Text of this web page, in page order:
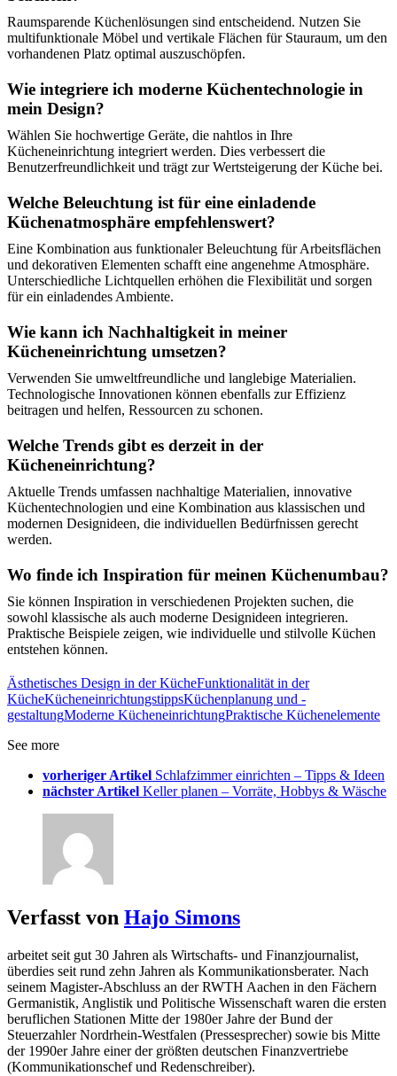
Raumsparende Küchenlösungen sind entscheidend. Nutzen Sie
multifunktionale Möbel und vertikale Flächen für Stauraum, um den
vorhandenen Platz optimal auszuschöpfen.
Wie integriere ich moderne Küchentechnologie in
mein Design?
Wählen Sie hochwertige Geräte, die nahtlos in Ihre
Kücheneinrichtung integriert werden. Dies verbessert die
Benutzerfreundlichkeit und trägt zur Wertsteigerung der Küche bei.
Welche Beleuchtung ist für eine einladende
Küchenatmosphäre empfehlenswert?
Eine Kombination aus funktionaler Beleuchtung für Arbeitsflächen
und dekorativen Elementen schafft eine angenehme Atmosphäre.
Unterschiedliche Lichtquellen erhöhen die Flexibilität und sorgen
für ein einladendes Ambiente.
Wie kann ich Nachhaltigkeit in meiner
Kücheneinrichtung umsetzen?
Verwenden Sie umweltfreundliche und langlebige Materialien.
Technologische Innovationen können ebenfalls zur Effizienz
beitragen und helfen, Ressourcen zu schonen.
Welche Trends gibt es derzeit in der
Kücheneinrichtung?
Aktuelle Trends umfassen nachhaltige Materialien, innovative
Küchentechnologien und eine Kombination aus klassischen und
modernen Designideen, die individuellen Bedürfnissen gerecht
werden.
Wo finde ich Inspiration für meinen Küchenumbau?
Sie können Inspiration in verschiedenen Projekten suchen, die
sowohl klassische als auch moderne Designideen integrieren.
Praktische Beispiele zeigen, wie individuelle und stilvolle Küchen
entstehen können.
Ästhetisches Design in der KücheFunktionalität in der
KücheKücheneinrichtungstippsKüchenplanung und -
gestaltungModerne KücheneinrichtungPraktische Küchenelemente
See more
vorheriger Artikel Schlafzimmer einrichten – Tipps & Ideen
nächster Artikel Keller planen – Vorräte, Hobbys & Wäsche
Verfasst von Hajo Simons
arbeitet seit gut 30 Jahren als Wirtschafts- und Finanzjournalist,
überdies seit rund zehn Jahren als Kommunikationsberater. Nach
seinem Magister-Abschluss an der RWTH Aachen in den Fächern
Germanistik, Anglistik und Politische Wissenschaft waren die ersten
beruflichen Stationen Mitte der 1980er Jahre der Bund der
Steuerzahler Nordrhein-Westfalen (Pressesprecher) sowie bis Mitte
der 1990er Jahre einer der größten deutschen Finanzvertriebe
(Kommunikationschef und Redenschreiber).